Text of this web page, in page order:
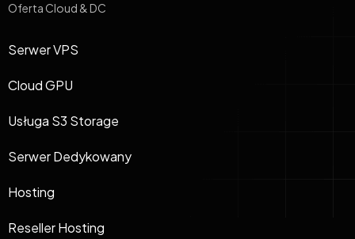
Oferta Cloud & DC
Serwer VPS
Cloud GPU
Usługa S3 Storage
Serwer Dedykowany
Hosting
Reseller Hosting